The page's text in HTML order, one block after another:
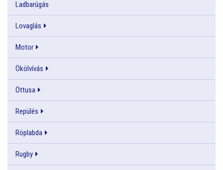
Ladbarúgás
Lovaglás
Motor
Ökölvívás
Öttusa
Repülés
Röplabda
Rugby